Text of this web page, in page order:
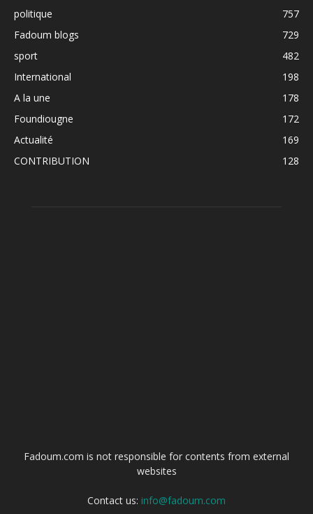
politique
757
Fadoum blogs
729
sport
482
International
198
A la une
178
Foundiougne
172
Actualité
169
CONTRIBUTION
128
Fadoum.com is not responsible for contents from external
websites
Contact us: info@fadoum.com